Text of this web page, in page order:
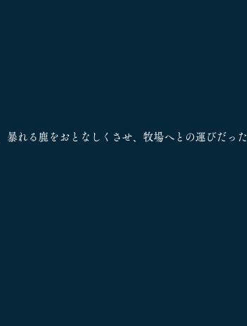
暴れる鹿をおとなしくさせ、牧場へとの運びだっ